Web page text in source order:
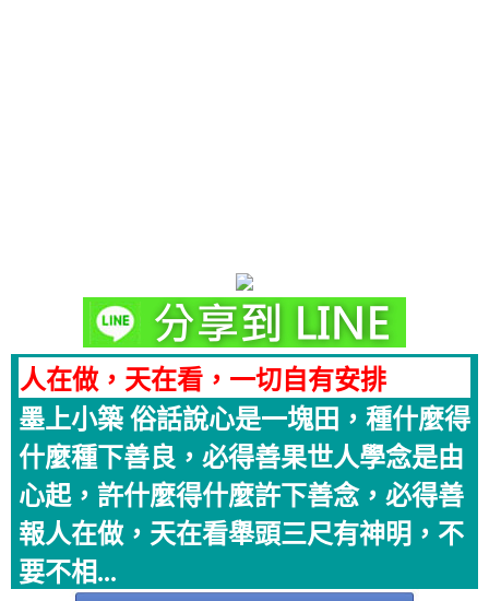
人在做，天在看，一切自有安排
墨上小築 俗話說心是一塊田，種什麼得
什麼種下善良，必得善果世人學念是由
心起，許什麼得什麼許下善念，必得善
報人在做，天在看舉頭三尺有神明，不
要不相...